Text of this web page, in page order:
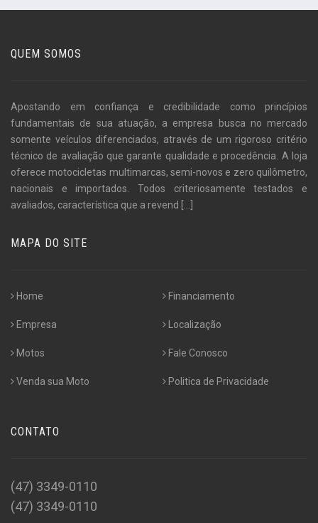
QUEM SOMOS
Apostando em confiança e credibilidade como princípios
fundamentais de sua atuação, a empresa busca no mercado
somente veículos diferenciados, através de um rigoroso critério
técnico de avaliação que garante qualidade e procedência. A loja
oferece motocicletas multimarcas, semi-novos e zero quilômetro,
nacionais e importados. Todos criteriosamente testados e
avaliados, característica que a revend [...]
MAPA DO SITE
Home
Empresa
Motos
Venda sua Moto
Financiamento
Localização
Fale Conosco
Politica de Privacidade
CONTATO
(47) 3349-0110
(47) 3349-0110